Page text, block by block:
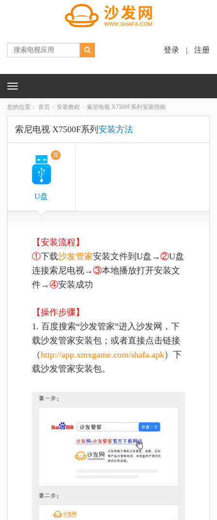
登录 注册
Toggle
您的位置： 首页 安装教程 索尼电视 X7500F系列安装指南
索尼电视 X7500F系列 安装方法
荐
U盘
【安装流程】
①下载沙发管家安装文件到U盘→②U盘
连接索尼电视→③本地播放打开安装文
件→④安装成功
【操作步骤】
1. 百度搜索“沙发管家”进入沙发网，下
载沙发管家安装包；或者直接点击链接
（http://app.xmxgame.com/shafa.apk）下
载沙发管家安装包。